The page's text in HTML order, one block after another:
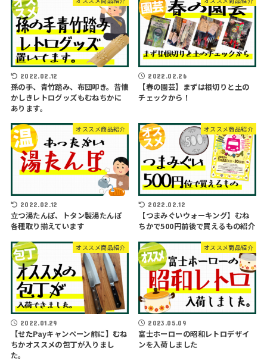
2022.02.12
孫の手、青竹踏み、布団叩き。昔懐
かしきレトログッズもむねちかに
あります。
2022.02.26
【春の園芸】まずは根切りと土の
チェックから！
オススメ商品紹介
2022.02.12
立つ湯たんぽ、トタン製湯たんぽ
各種取り揃えています
オススメ商品紹介
2022.02.12
【つまみぐいウォーキング】むね
ちかで500円前後で買えるもの紹介
オススメ商品紹介
2022.01.29
【せたPayキャンペーン前に】むね
ちかオススメの包丁が入りまし
た。
オススメ商品紹介
2023.05.09
富士ホーローの昭和レトロデザイ
ンを入荷しました